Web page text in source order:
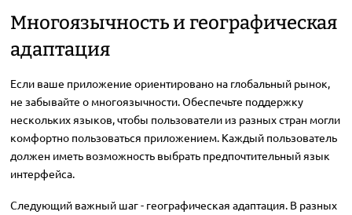
Многоязычность и географическая
адаптация
Если ваше приложение ориентировано на глобальный рынок,
не забывайте о многоязычности. Обеспечьте поддержку
нескольких языков, чтобы пользователи из разных стран могли
комфортно пользоваться приложением. Каждый пользователь
должен иметь возможность выбрать предпочтительный язык
интерфейса.
Следующий важный шаг - географическая адаптация. В разных